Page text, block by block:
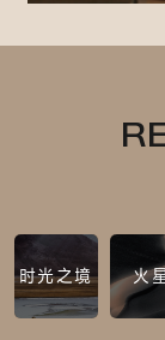
时光之境 火